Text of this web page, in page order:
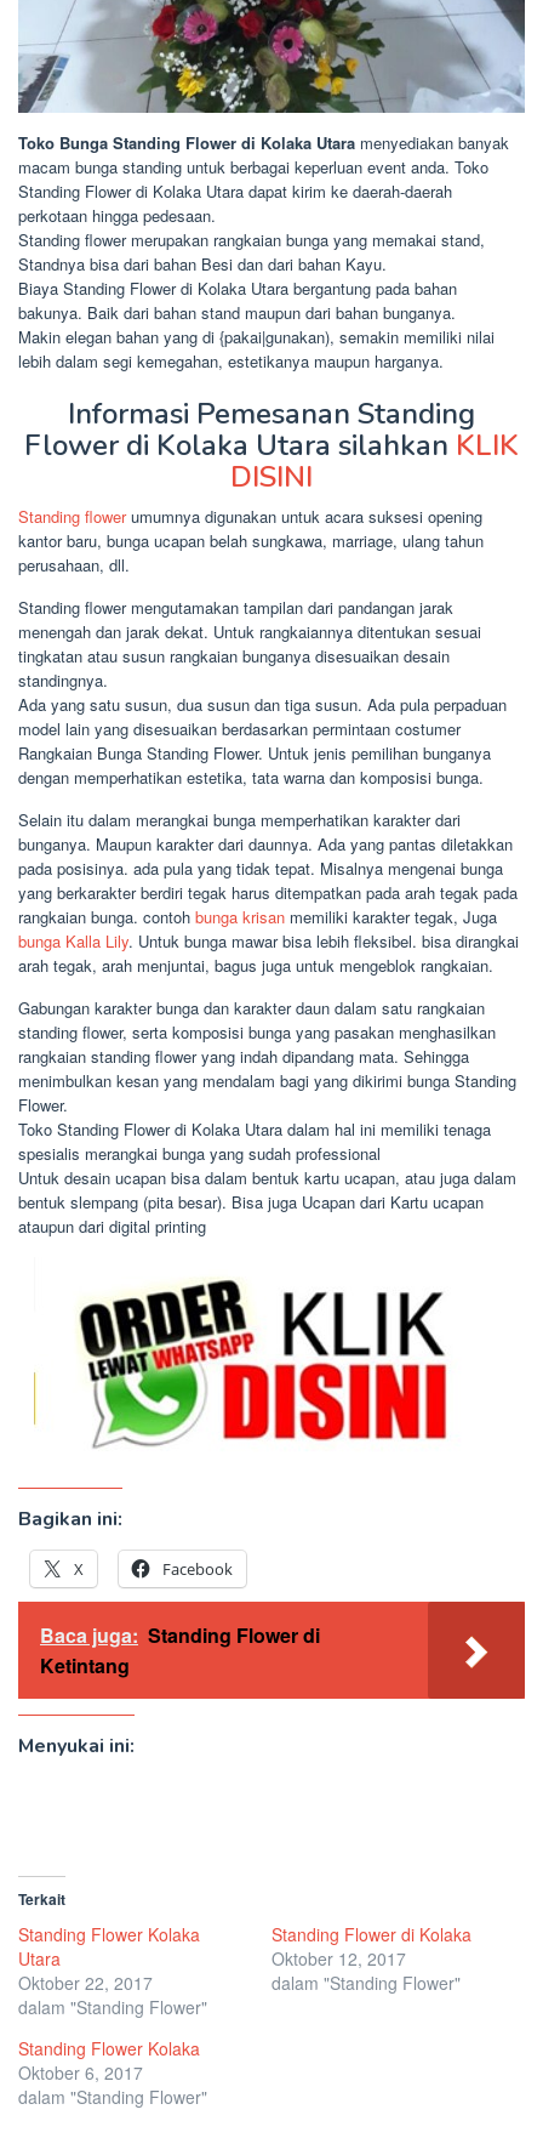
Toko Bunga Standing Flower di Kolaka Utara menyediakan banyak
macam bunga standing untuk berbagai keperluan event anda. Toko
Standing Flower di Kolaka Utara dapat kirim ke daerah-daerah
perkotaan hingga pedesaan.
Standing flower merupakan rangkaian bunga yang memakai stand,
Standnya bisa dari bahan Besi dan dari bahan Kayu.
Biaya Standing Flower di Kolaka Utara bergantung pada bahan
bakunya. Baik dari bahan stand maupun dari bahan bunganya.
Makin elegan bahan yang di {pakai|gunakan), semakin memiliki nilai
lebih dalam segi kemegahan, estetikanya maupun harganya.
Informasi Pemesanan Standing
Flower di Kolaka Utara silahkan KLIK
DISINI
Standing flowerumumnya digunakan untuk acara suksesi opening
kantor baru, bunga ucapan belah sungkawa, marriage, ulang tahun
perusahaan, dll.
Standing flower mengutamakan tampilan dari pandangan jarak
menengah dan jarak dekat. Untuk rangkaiannya ditentukan sesuai
tingkatan atau susun rangkaian bunganya disesuaikan desain
standingnya.
Ada yang satu susun, dua susun dan tiga susun. Ada pula perpaduan
model lain yang disesuaikan berdasarkan permintaan costumer
Rangkaian Bunga Standing Flower. Untuk jenis pemilihan bunganya
dengan memperhatikan estetika, tata warna dan komposisi bunga.
Selain itu dalam merangkai bunga memperhatikan karakter dari
bunganya. Maupun karakter dari daunnya. Ada yang pantas diletakkan
pada posisinya. ada pula yang tidak tepat. Misalnya mengenai bunga
yang berkarakter berdiri tegak harus ditempatkan pada arah tegak pada
rangkaian bunga. contoh bunga krisan memiliki karakter tegak, Juga
bunga Kalla Lily. Untuk bunga mawar bisa lebih fleksibel. bisa dirangkai
arah tegak, arah menjuntai, bagus juga untuk mengeblok rangkaian.
Gabungan karakter bunga dan karakter daun dalam satu rangkaian
standing flower, serta komposisi bunga yang pasakan menghasilkan
rangkaian standing flower yang indah dipandang mata. Sehingga
menimbulkan kesan yang mendalam bagi yang dikirimi bunga Standing
Flower.
Toko Standing Flower di Kolaka Utara dalam hal ini memiliki tenaga
spesialis merangkai bunga yang sudah professional
Untuk desain ucapan bisa dalam bentuk kartu ucapan, atau juga dalam
bentuk slempang (pita besar). Bisa juga Ucapan dari Kartu ucapan
ataupun dari digital printing
Bagikan ini:
X Facebook
Baca juga: Standing Flower di
Ketintang
Menyukai ini:
Terkait
Standing Flower Kolaka
Utara
Oktober 22, 2017
dalam "Standing Flower"
Standing Flower di Kolaka
Oktober 12, 2017
dalam "Standing Flower"
Standing Flower Kolaka
Oktober 6, 2017
dalam "Standing Flower"